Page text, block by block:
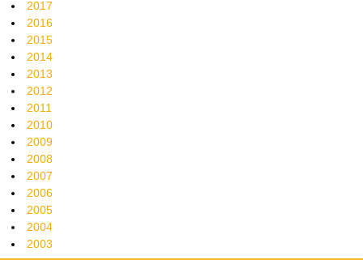
2017
2016
2015
2014
2013
2012
2011
2010
2009
2008
2007
2006
2005
2004
2003